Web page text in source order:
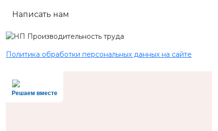
Написать нам
Политика обработки персональных данных на сайте
Решаем вместе